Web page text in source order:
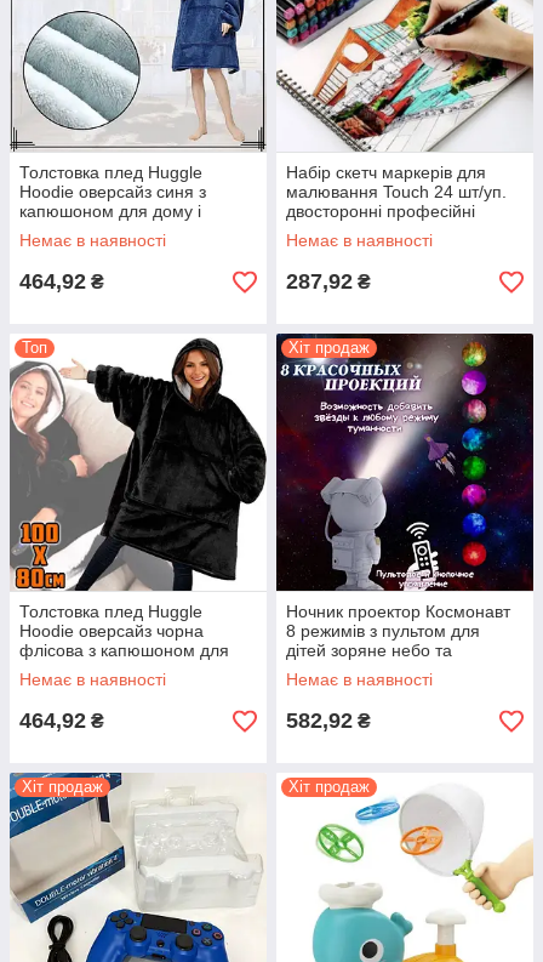
Толстовка плед Huggle
Hoodie оверсайз синя з
капюшоном для дому і
відпочинку
Немає в наявності
464,92 ₴
Набір скетч маркерів для
малювання Touch 24 шт/уп.
двосторонні професійні
фломастери для художників
Немає в наявності
287,92 ₴
Топ
Толстовка плед Huggle
Hoodie оверсайз чорна
флісова з капюшоном для
дому та відпочинку
Немає в наявності
464,92 ₴
Хіт продаж
Ночник проектор Космонавт
8 режимів з пультом для
дітей зоряне небо та
галактики
Немає в наявності
582,92 ₴
Хіт продаж Хіт продаж